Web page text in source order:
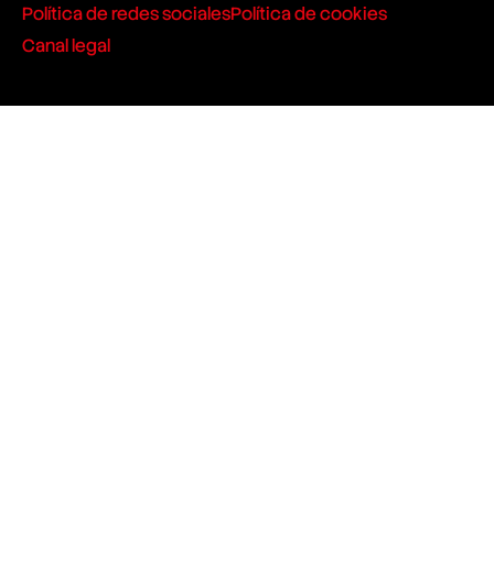
Política de redes socialesPolítica de cookies
Canal legal